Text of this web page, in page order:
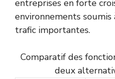
entreprises en forte
environnements soumis
trafic importantes.
Comparatif des
deux